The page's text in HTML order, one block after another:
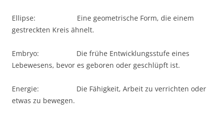
Ellipse: Eine geometrische Form, die einem
gestreckten Kreis ähnelt.
Embryo: Die frühe Entwicklungsstufe eines
Lebewesens, bevor es geboren oder geschlüpft ist.
Energie: Die Fähigkeit, Arbeit zu verrichten oder
etwas zu bewegen.